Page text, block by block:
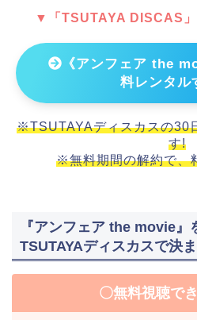
▼「TSUTAYA DISCAS
《アンフェア the
料レンタル
※TSUTAYAディスカスの30
す!
※無料期間の解約で、
『アンフェア the movie』
TSUTAYAディスカスで決ま
〇無料視聴で